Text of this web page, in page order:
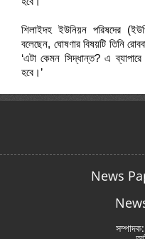
শিলাইদহ ইউনিয়ন পরিষদের
বলেছেন, ঘোষণার বিষয়টি তিনি
‘এটা কেমন সিদ্ধান্ত? এ
হবে।’
News